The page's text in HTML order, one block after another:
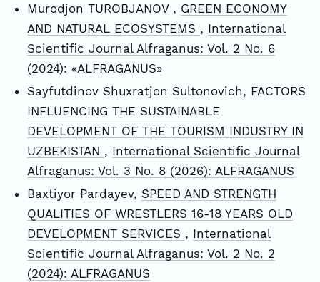
Murodjon TUROBJANOV , GREEN ECONOMY
AND NATURAL ECOSYSTEMS , International
Scientific Journal Alfraganus: Vol. 2 No. 6
(2024): «ALFRAGANUS»
Sayfutdinov Shuxratjon Sultonovich, FACTORS
INFLUENCING THE SUSTAINABLE
DEVELOPMENT OF THE TOURISM INDUSTRY IN
UZBEKISTAN , International Scientific Journal
Alfraganus: Vol. 3 No. 8 (2026): ALFRAGANUS
Baxtiyor Pardayev, SPEED AND STRENGTH
QUALITIES OF WRESTLERS 16-18 YEARS OLD
DEVELOPMENT SERVICES , International
Scientific Journal Alfraganus: Vol. 2 No. 2
(2024): ALFRAGANUS